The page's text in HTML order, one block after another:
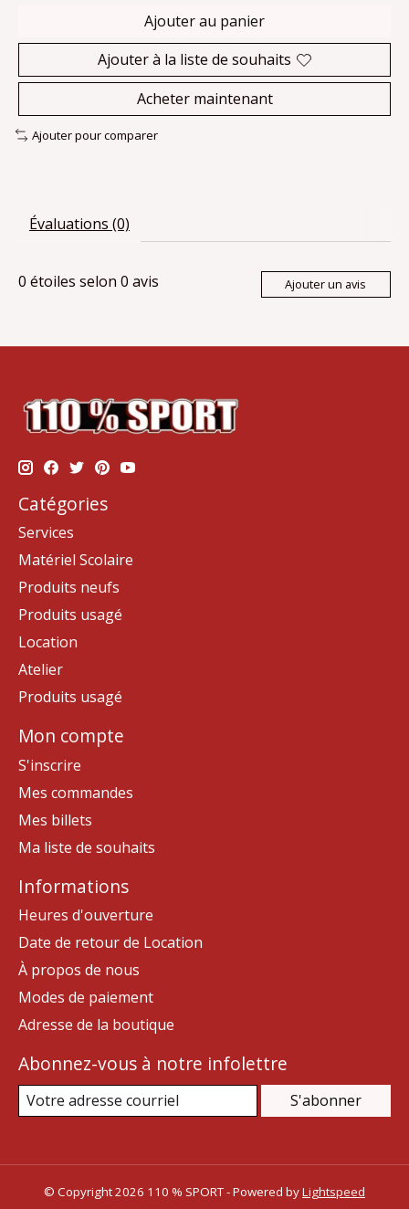
Ajouter au panier
Ajouter à la liste de souhaits
Acheter maintenant
Ajouter pour comparer
Évaluations (0)
0 étoiles selon 0 avis Ajouter un avis
Catégories
Services
Matériel Scolaire
Produits neufs
Produits usagé
Location
Atelier
Produits usagé
Mon compte
S'inscrire
Mes commandes
Mes billets
Ma liste de souhaits
Informations
Heures d'ouverture
Date de retour de Location
À propos de nous
Modes de paiement
Adresse de la boutique
Abonnez-vous à notre infolettre
S'abonner
© Copyright 2026 110 % SPORT - Powered byLightspeed